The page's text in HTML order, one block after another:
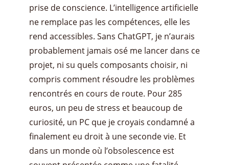
prise de conscience. L’intelligence artificielle
ne remplace pas les compétences, elle les
rend accessibles. Sans ChatGPT, je n’aurais
probablement jamais osé me lancer dans ce
projet, ni su quels composants choisir, ni
compris comment résoudre les problèmes
rencontrés en cours de route. Pour 285
euros, un peu de stress et beaucoup de
curiosité, un PC que je croyais condamné a
finalement eu droit à une seconde vie. Et
dans un monde où l’obsolescence est